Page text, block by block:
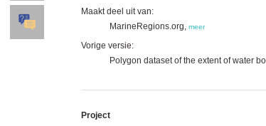
Maakt deel uit van:
MarineRegions.org, meer
Vorige versie:
Polygon dataset of the extent of water
Project